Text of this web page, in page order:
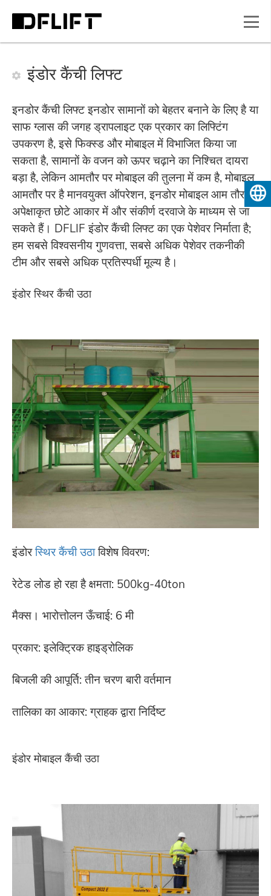
इंडोर कैंची लिफ्ट
इनडोर कैंची लिफ्ट इनडोर सामानों को बेहतर बनाने के लिए है या
साफ ग्लास की जगह ड्रापलाइट एक प्रकार का लिफ्टिंग
उपकरण है, इसे फिक्स्ड और मोबाइल में विभाजित किया जा
सकता है, सामानों के वजन को ऊपर चढ़ाने का निश्चित दायरा
बड़ा है, लेकिन आमतौर पर मोबाइल की तुलना में कम है, मोबाइल
आमतौर पर है मानवयुक्त ऑपरेशन, इनडोर मोबाइल आम तौर पर
अपेक्षाकृत छोटे आकार में और संकीर्ण दरवाजे के माध्यम से जा
सकते हैं। DFLIF इंडोर कैंची लिफ्ट का एक पेशेवर निर्माता है;
हम सबसे विश्वसनीय गुणवत्ता, सबसे अधिक पेशेवर तकनीकी
टीम और सबसे अधिक प्रतिस्पर्धी मूल्य है।
इंडोर स्थिर कैंची उठा
इंडोरस्थिर कैंची उठाविशेष विवरण:
रेटेड लोड हो रहा है क्षमता: 500kg-40ton
मैक्स। भारोत्तोलन ऊँचाई: 6 मी
प्रकार: इलेक्ट्रिक हाइड्रोलिक
बिजली की आपूर्ति: तीन चरण बारी वर्तमान
तालिका का आकार: ग्राहक द्वारा निर्दिष्ट
इंडोर मोबाइल कैंची उठा
हिन्दी